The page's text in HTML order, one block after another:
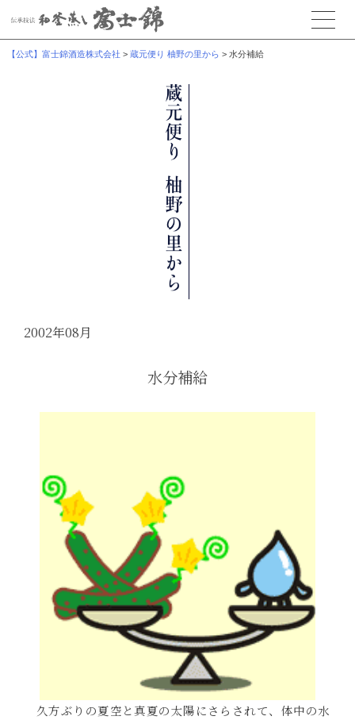
【公式】富士錦酒造株式会社 > 蔵元便り 柚野の里から > 水分補給
2002年08月
水分補給
久方ぶりの夏空と真夏の太陽にさらされて、体中の水